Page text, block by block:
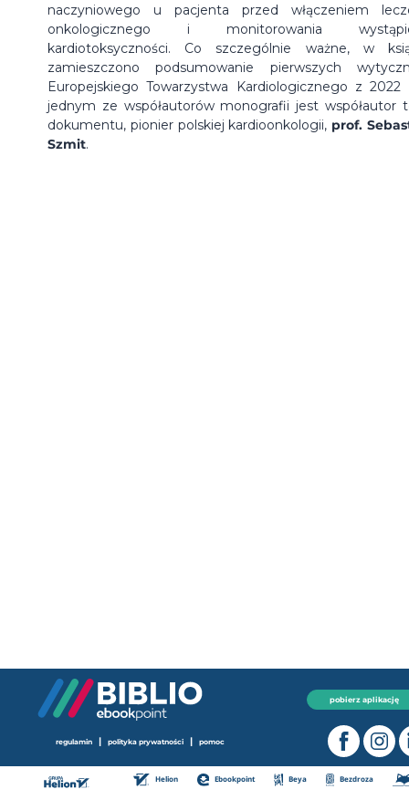
naczyniowego u pacjenta przed włączeniem
onkologicznego i monitorowania
kardiotoksyczności. Co szczególnie ważne, w
zamieszczono podsumowanie pierwszych
Europejskiego Towarzystwa Kardiologicznego z 2022
jednym ze współautorów monografii jest współautor
dokumentu, pionier polskiej kardioonkologii, prof.
Szmit.
pobierz aplikację
regulamin | polityka prywatności | pomoc
Helion Ebookpoint Beya Bezdroza